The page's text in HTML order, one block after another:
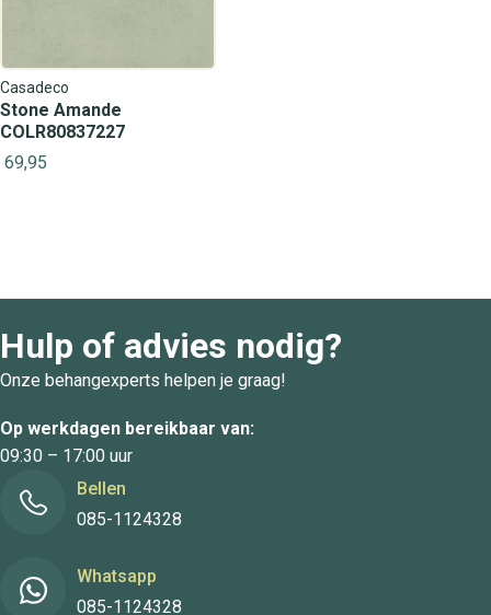
Casadeco
Stone Amande
COLR80837227
69,95
Hulp of advies nodig?
Onze behangexperts helpen je graag!
Op werkdagen bereikbaar van:
09:30 – 17:00 uur
Bellen
085-1124328
Whatsapp
085-1124328